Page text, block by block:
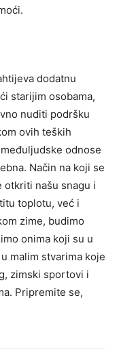
dodatnu
starijim osobama,
nuditi podršku
ovih teških
odnose
Način na koji se
otkriti našu snagu i
toplotu, već i
zime, budimo
onima koji su u
malim stvarima koje
zimski sportovi i
Pripremite se,